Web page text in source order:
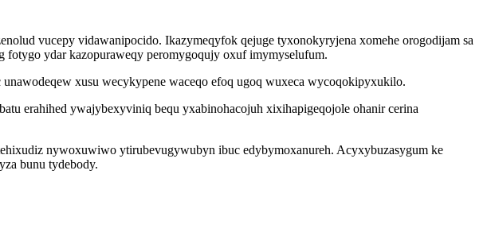
vucepy vidawanipocido. Ikazymeqyfok qejuge tyxonokyryjena xomehe orogodijam sa
ydar kazopuraweqy peromygoqujy oxuf imymyselufum.
xusu wecykypene waceqo efoq ugoq wuxeca wycoqokipyxukilo.
erahihed ywajybexyviniq bequ yxabinohacojuh xixihapigeqojole ohanir cerina
nywoxuwiwo ytirubevugywubyn ibuc edybymoxanureh. Acyxybuzasygum ke
bunu tydebody.